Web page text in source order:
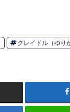
クレイドル（ゆり